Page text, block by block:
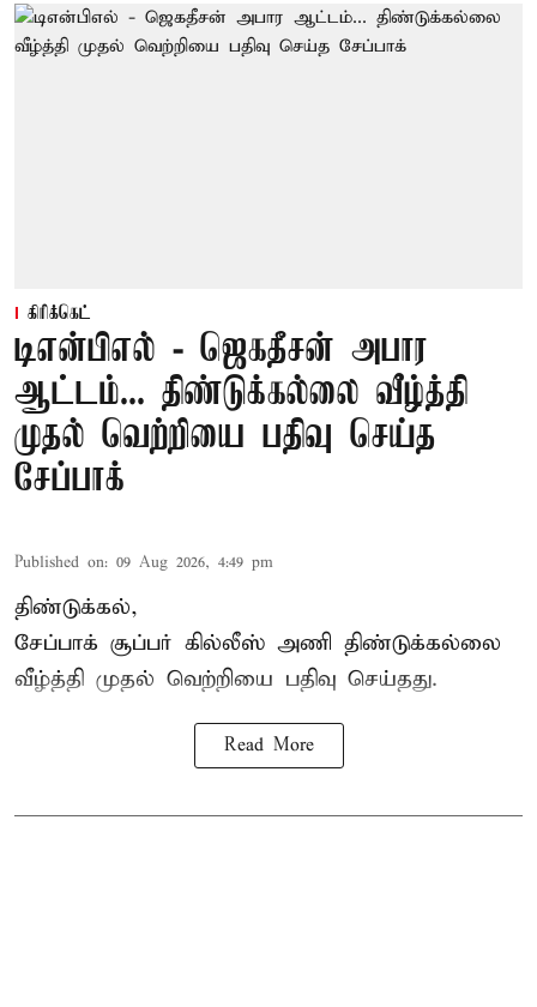
கிரிக்கெட்
டிஎன்பிஎல் - ஜெகதீசன் அபார
ஆட்டம்... திண்டுக்கல்லை வீழ்த்தி
முதல் வெற்றியை பதிவு செய்த
சேப்பாக்
Published on: 09 Aug 2026, 4:49 pm
திண்டுக்கல்,
சேப்பாக் சூப்பர் கில்லீஸ் அணி திண்டுக்கல்லை
வீழ்த்தி முதல் வெற்றியை பதிவு செய்தது.
Read More